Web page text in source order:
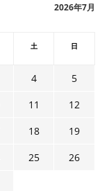
2026年7月
土 日
4
5
11
12
18
19
25
26